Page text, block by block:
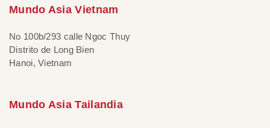
Mundo Asia Vietnam
No 100b/293 calle Ngoc Thuy
Distrito de Long Bien
Hanoi, Vietnam
Mundo Asia Tailandia